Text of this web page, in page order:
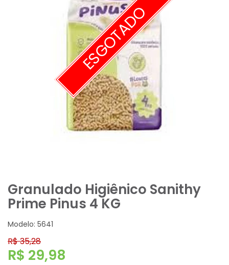
ESGOTADO
Granulado Higiênico Sanithy
Prime Pinus 4 KG
Modelo: 5641
R$ 35,28
R$ 29,98